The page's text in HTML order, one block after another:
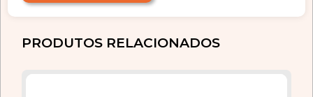
PRODUTOS RELACIONADOS